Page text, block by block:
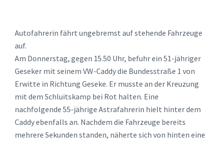
Autofahrerin fährt ungebremst auf stehende Fahrzeuge
auf.
Am Donnerstag, gegen 15.50 Uhr, befuhr ein 51-jähriger
Geseker mit seinem VW-Caddy die Bundesstraße 1 von
Erwitte in Richtung Geseke. Er musste an der Kreuzung
mit dem Schluitskamp bei Rot halten. Eine
nachfolgende 55-jährige Astrafahrerin hielt hinter dem
Caddy ebenfalls an. Nachdem die Fahrzeuge bereits
mehrere Sekunden standen, näherte sich von hinten eine